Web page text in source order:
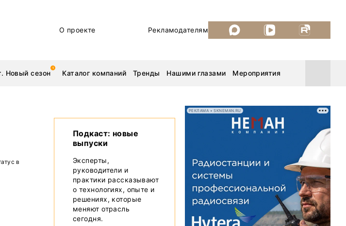
О проекте Рекламодателям
Новый сезон Каталог компаний Тренды Нашими глазами Мероприятия
технологии
| Репортажи с предприятий
MiningWorld Russia 2026
ДП Подкаст. Новый сезон
Рудник 2025
в
Подкаст: новые
выпуски
Эксперты,
руководители и
практики рассказывают
о технологиях, опыте и
решениях, которые
меняют отрасль
сегодня.
РЕКЛАМА • SKNEMAN.RU